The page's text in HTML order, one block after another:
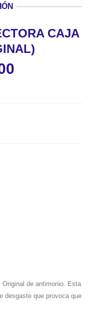
CAJA
de antimonio. Esta
desgaste que provoca que